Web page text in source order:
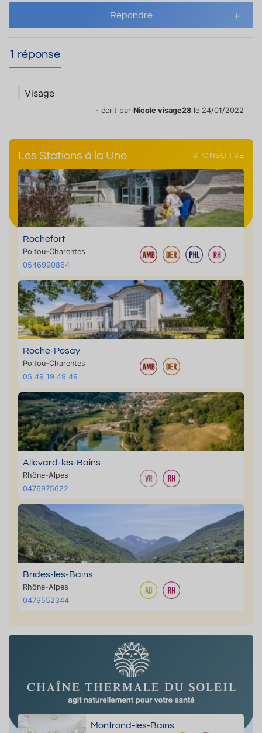
Répondre
1 réponse
Visage
- écrit par Nicole visage28 le 24/01/2022
Les Stations à la Une SPONSORISÉ
Rochefort
Poitou-Charentes
0546990864
Roche-Posay
Poitou-Charentes
05 49 19 49 49
Allevard-les-Bains
Rhône-Alpes
0476975622
Brides-les-Bains
Rhône-Alpes
0479552344
Montrond-les-Bains